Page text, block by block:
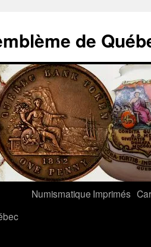
de
Numismatique Imprimés